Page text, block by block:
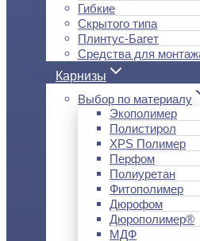
Гибкие
Скрытого типа
Плинтус-Багет
Средства для
Карнизы
Выбор по материалу
Экополимер
Полистирол
XPS Полимер
Перфом
Полиуретан
Фитополимер
Дюрофом
Дюрополимер®
МДФ